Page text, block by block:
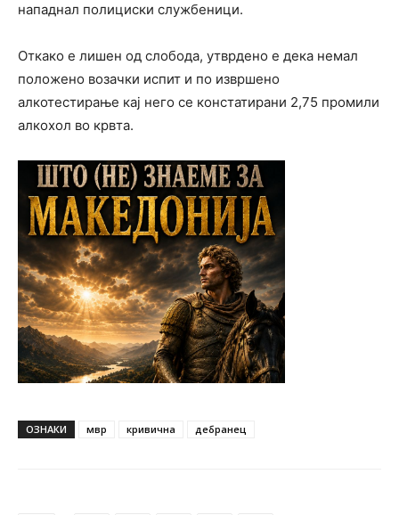
нападнал полициски службеници.
Откако е лишен од слобода, утврдено е дека немал
положено возачки испит и по извршено
алкотестирање кај него се констатирани 2,75 промили
алкохол во крвта.
ОЗНАКИ мвр кривична дебранец